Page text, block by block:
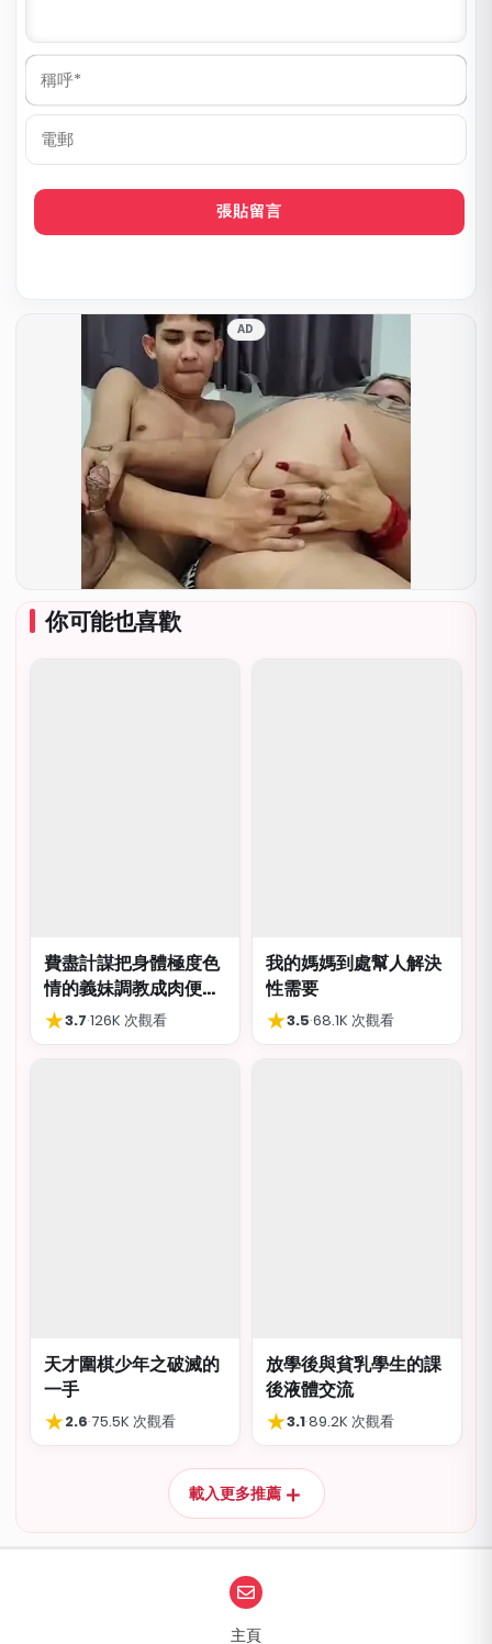
稱
*
郵
AD
你可能也喜歡
費盡計謀把身體極度色
情的義妹調教成肉便
器，結局卻出人意外
★3.7·126K 次觀看
我的媽媽到處幫人解決
性需要
★3.5·68.1K 次觀看
天才圍棋少年之破滅的
一手
★2.6·75.5K 次觀看
放學後與貧乳學生的課
後液體交流
★3.1·89.2K 次觀看
載入更多推薦＋
主頁